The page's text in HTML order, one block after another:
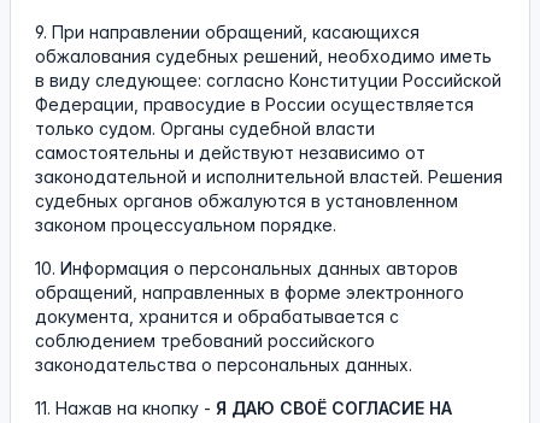
9. При направлении обращений, касающихся
обжалования судебных решений, необходимо иметь
в виду следующее: согласно Конституции Российской
Федерации, правосудие в России осуществляется
только судом. Органы судебной власти
самостоятельны и действуют независимо от
законодательной и исполнительной властей. Решения
судебных органов обжалуются в установленном
законом процессуальном порядке.
10. Информация о персональных данных авторов
обращений, направленных в форме электронного
документа, хранится и обрабатывается с
соблюдением требований российского
законодательства о персональных данных.
11. Нажав на кнопку - Я ДАЮ СВОЁ СОГЛАСИЕ НА